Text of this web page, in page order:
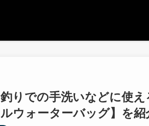
釣りでの手洗いなどに使
ルウォーターバッグ】を紹